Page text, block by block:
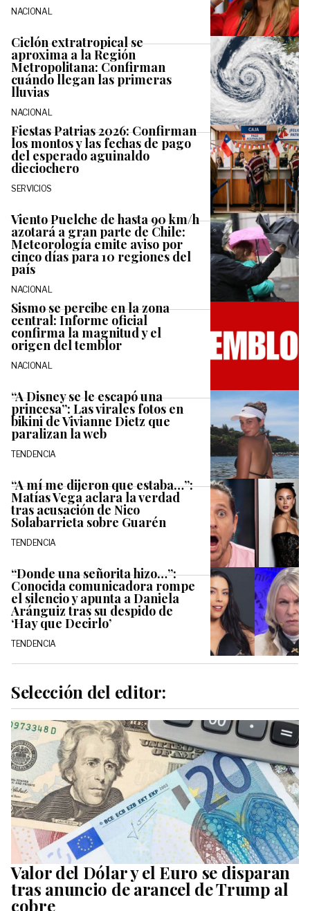
NACIONAL
Ciclón extratropical se
aproxima a la Región
Metropolitana: Confirman
cuándo llegan las primeras
lluvias
NACIONAL
Fiestas Patrias 2026: Confirman
los montos y las fechas de pago
del esperado aguinaldo
dieciochero
SERVICIOS
Viento Puelche de hasta 90 km/h
azotará a gran parte de Chile:
Meteorología emite aviso por
cinco días para 10 regiones del
país
NACIONAL
Sismo se percibe en la zona
central: Informe oficial
confirma la magnitud y el
origen del temblor
NACIONAL
“A Disney se le escapó una
princesa”: Las virales fotos en
bikini de Vivianne Dietz que
paralizan la web
TENDENCIA
“A mí me dijeron que estaba…”:
Matías Vega aclara la verdad
tras acusación de Nico
Solabarrieta sobre Guarén
TENDENCIA
“Donde una señorita hizo…”:
Conocida comunicadora rompe
el silencio y apunta a Daniela
Aránguiz tras su despido de
‘Hay que Decirlo’
TENDENCIA
Selección del editor:
Valor del Dólar y el Euro se disparan
tras anuncio de arancel de Trump al
cobre